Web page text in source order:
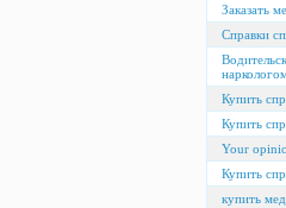
Заказать
Справки
Купить
Купить
Your
Купить
купить